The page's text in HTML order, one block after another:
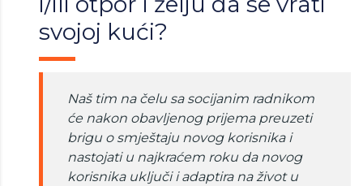
svojoj kući?
Naš tim na čelu sa socijanim radnikom
će nakon obavljenog prijema preuzeti
brigu o smještaju novog korisnika i
nastojati u najkraćem roku da novog
korisnika uključi i adaptira na život u